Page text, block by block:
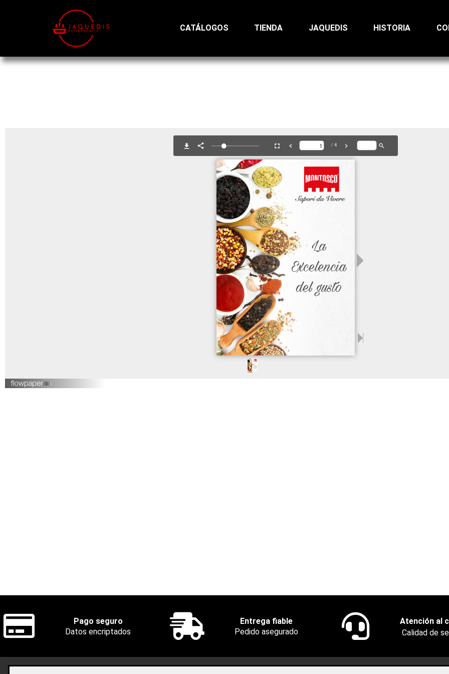
CATÁLOGOS TIENDA JAQUEDIS HISTORIA
Pago seguro
Datos encriptados
Entrega fiable
Pedido asegurado
Atención al
Calidad de